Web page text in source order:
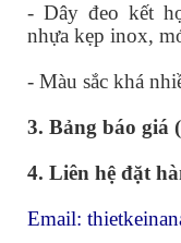
- Dây đeo kết
nhựa kẹp inox,
- Màu sắc khá
3. Bảng báo giá
4. Liên hệ đặt
Email: